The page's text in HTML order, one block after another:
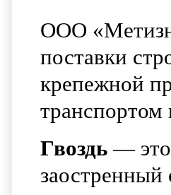
ООО
поставки
крепежной
Гвоздь — это